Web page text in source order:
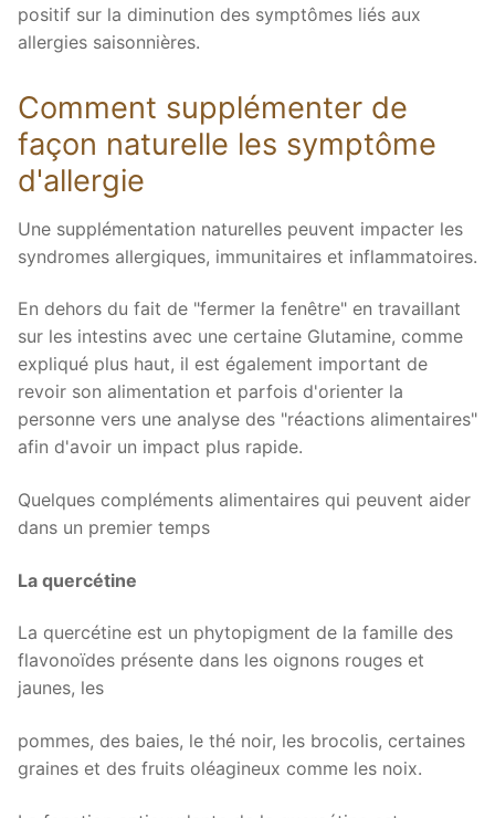
positif sur la diminution des symptômes liés aux
allergies saisonnières.
Comment supplémenter de
façon naturelle les symptôme
d'allergie
Une supplémentation naturelles peuvent impacter les
syndromes allergiques, immunitaires et inflammatoires.
En dehors du fait de "fermer la fenêtre" en travaillant
sur les intestins avec une certaine Glutamine, comme
expliqué plus haut, il est également important de
revoir son alimentation et parfois d'orienter la
personne vers une analyse des "réactions alimentaires"
afin d'avoir un impact plus rapide.
Quelques compléments alimentaires qui peuvent aider
dans un premier temps
La quercétine
La quercétine est un phytopigment de la famille des
flavonoïdes présente dans les oignons rouges et
jaunes, les
pommes, des baies, le thé noir, les brocolis, certaines
graines et des fruits oléagineux comme les noix.